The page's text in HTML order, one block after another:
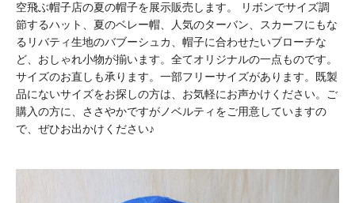
空飛ぶ帽子店の夏の帽子を展示販売します。 リボンでサイズ調
節するハット、夏のベレー帽、人気のターバン、スカーフにもな
るリバティ生地のバブーシュカ、帽子に合わせたいブローチな
ど、おしゃれ小物が揃います。全てオリジナルの一点ものです。
サイズのお直しも承ります。一部フリーサイズがあります。既製
品にないサイズをお探しの方は、お気軽にお声かけください。ご
購入の方に、ささやかですがノベルティをご用意していますの
で、ぜひお出かけください♪